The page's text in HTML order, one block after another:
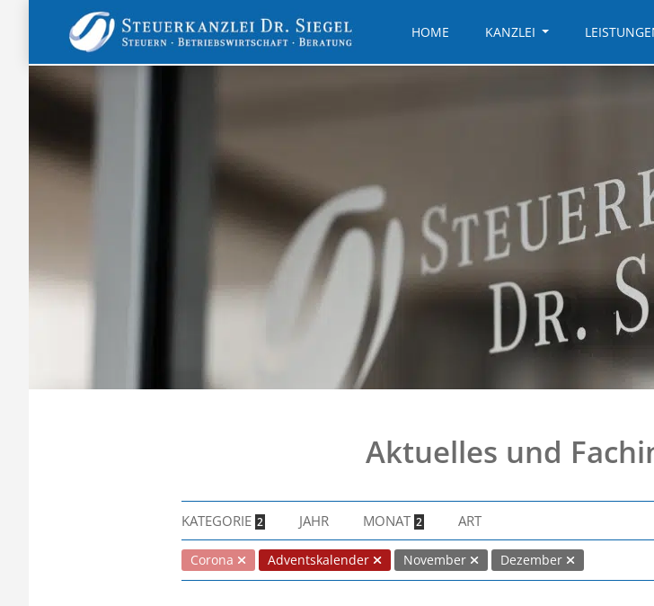
HOME KANZLEI
Aktuelles und
KATEGORIE 2 JAHR MONAT 2 ART
Corona Adventskalender November Dezember